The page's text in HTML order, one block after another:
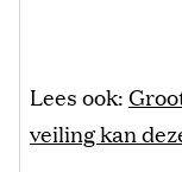
Lees ook:
veiling kan